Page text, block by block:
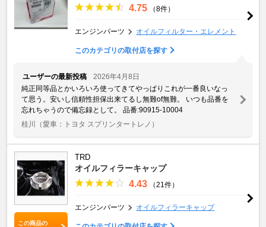
4.75 （8件）
エンジンパーツ オイルフィルター・エレメント
このカテゴリの取付店を探す
ユーザーの最新投稿
2026年4月8日
純正同等品とかいろいろ使ってきてやっぱりこれが一番良いなっ
て思う。安いし信頼性担保出来てるし無難of無難。 いつも品番を
忘れちゃうので備忘録として。 品番:90915-10004
桂川
（愛車：トヨタ スプリンタートレノ）
この商品の
TRD
オイルフィラーキャップ
4.43 （21件）
エンジンパーツ オイルフィラーキャップ